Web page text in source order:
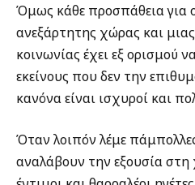
Όμως κάθε προσπάθεια για
ανεξάρτητης χώρας και
κοινωνίας έχει εξ ορισμού
εκείνους που δεν την
κανόνα είναι ισχυροί και
Όταν λοιπόν λέμε
αναλάβουν την εξουσία